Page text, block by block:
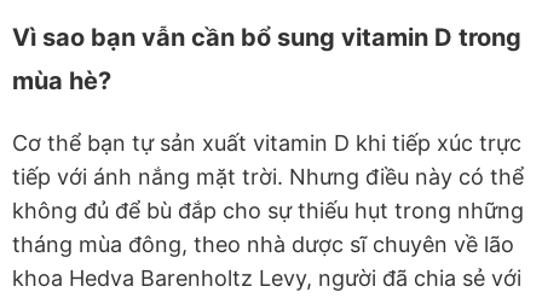
Vì sao bạn vẫn cần bổ sung vitamin D trong
mùa hè?
Cơ thể bạn tự sản xuất vitamin D khi tiếp xúc trực
tiếp với ánh nắng mặt trời. Nhưng điều này có thể
không đủ để bù đắp cho sự thiếu hụt trong những
tháng mùa đông, theo nhà dược sĩ chuyên về lão
khoa Hedva Barenholtz Levy, người đã chia sẻ với